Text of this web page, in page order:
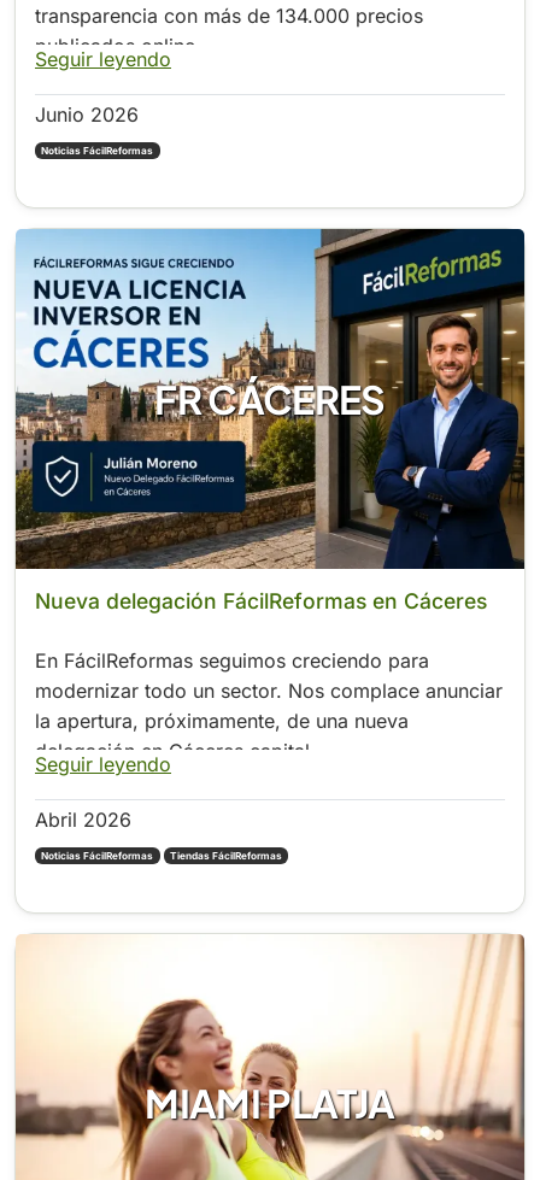
transparencia con más de 134.000 precios
publicados online
Seguir leyendo
Junio 2026
Noticias FácilReformas
FR CÁCERES
Nueva delegación FácilReformas en Cáceres
En FácilReformas seguimos creciendo para
modernizar todo un sector. Nos complace anunciar
la apertura, próximamente, de una nueva
delegación en Cáceres capital.
Seguir leyendo
Abril 2026
Noticias FácilReformas Tiendas FácilReformas
MIAMI PLATJA